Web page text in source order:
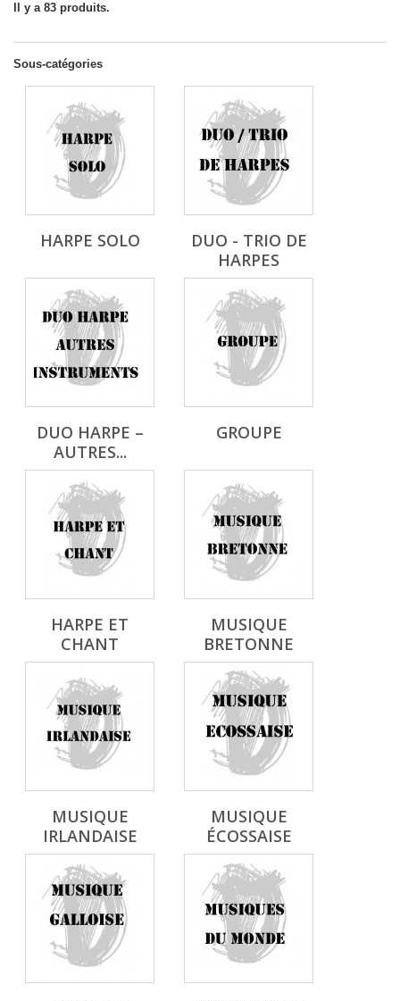
Il y a 83 produits.
Sous-catégories
HARPE SOLO
DUO - TRIO DE
HARPES
DUO HARPE –
AUTRES...
GROUPE
HARPE ET
CHANT
MUSIQUE
BRETONNE
MUSIQUE
IRLANDAISE
MUSIQUE
ÉCOSSAISE